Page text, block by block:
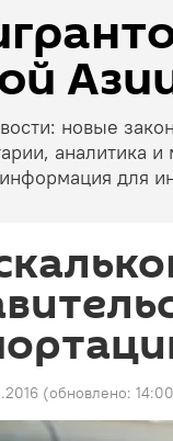
новые
аналитика и
для
(обновлено: